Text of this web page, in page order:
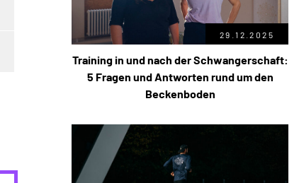
29.12.2025
Training in und nach der Schwangerschaft:
5 Fragen und Antworten rund um den
Beckenboden